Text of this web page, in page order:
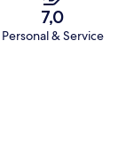
7,0
Personal & Service